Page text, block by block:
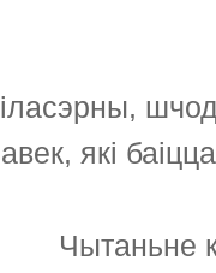
які
Чытаньне